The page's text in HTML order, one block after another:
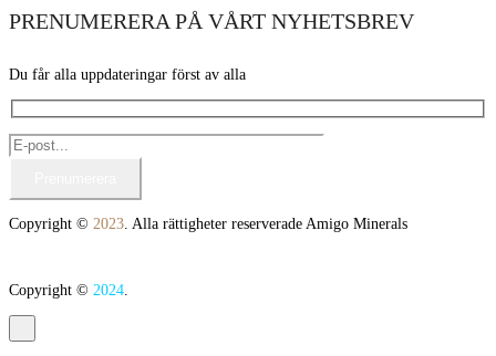
PRENUMERERA PÅ VÅRT NYHETSBREV
Du får alla uppdateringar först av alla
Copyright © 2023. Alla rättigheter reserverade Amigo Minerals
Copyright © 2024.